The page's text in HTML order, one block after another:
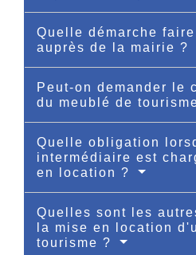
Quelle démarche
auprès de la mairie ?
Peut-on demander le
du meublé de
Quelle obligation
intermédiaire est
en location ?
Quelles sont les
la mise en location
tourisme ?